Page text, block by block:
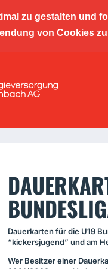
zu gestalten und
von Cookies
Dauerkarten für die U19
“kickersjugend” und am
Wer Besitzer einer